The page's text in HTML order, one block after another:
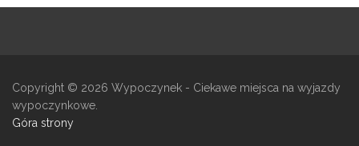
Copyright © 2026 Wypoczynek - Ciekawe miejsca na wyjazdy
wypoczynkowe.
Góra strony